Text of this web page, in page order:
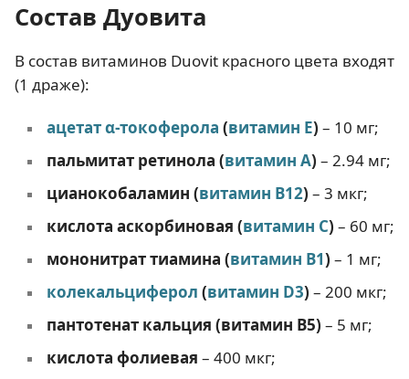
Состав Дуовита
В состав витаминов Duovit красного цвета входят
(1 драже):
ацетат α-токоферола (витамин E) – 10 мг;
пальмитат ретинола (витамин А) – 2.94 мг;
цианокобаламин (витамин B12) – 3 мкг;
кислота аскорбиновая (витамин С) – 60 мг;
мононитрат тиамина (витамин B1) – 1 мг;
колекальциферол (витамин D3) – 200 мкг;
пантотенат кальция (витамин B5) – 5 мг;
кислота фолиевая – 400 мкг;